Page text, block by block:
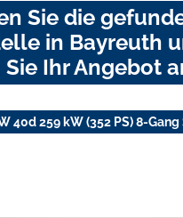
Sie die
in Bayreuth
Ihr Angebot
40d 259 kW (352 PS) 8-